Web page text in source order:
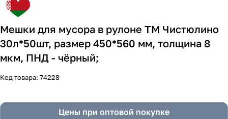
Мешки для мусора в рулоне ТМ Чистюлино
30л*50шт, размер 450*560 мм, толщина 8
мкм, ПНД - чёрный;
Код товара: 74228
Цены при оптовой покупке